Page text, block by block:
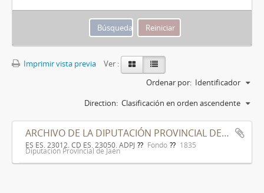
Imprimir vista previa
Ver :
Ordenar por: Identificador
Direction: Clasificación en orden ascendente
ARCHIVO DE LA DIPUTACIÓN PROVINCIAL DE JAÉN
ES ES. 23012. CD ES. 23050. ADPJ Fondo 1835
Diputación Provincial de Jaén